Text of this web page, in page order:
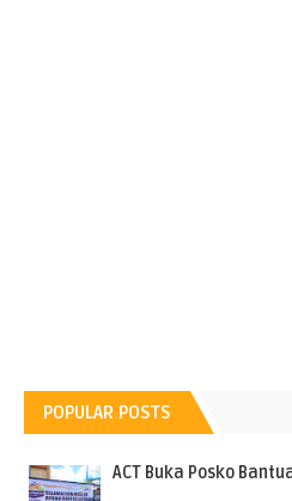
POPULAR POSTS
ACT Buka Posko